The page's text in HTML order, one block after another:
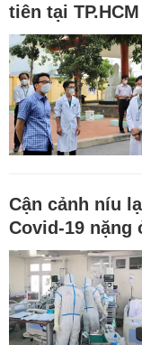
tiên tại
Cận cảnh níu
Covid-19 nặng